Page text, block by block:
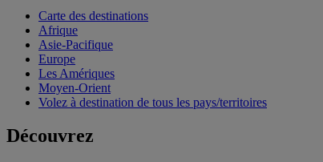
Carte des destinations
Afrique
Asie-Pacifique
Europe
Les Amériques
Moyen-Orient
Volez à destination de tous les pays/territoires
Découvrez